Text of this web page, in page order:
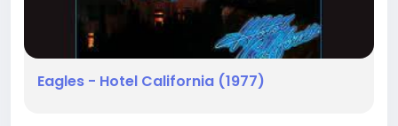
Eagles - Hotel California (1977)